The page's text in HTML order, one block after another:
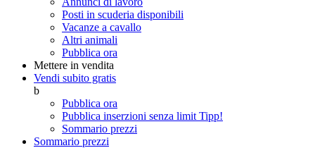
Posti in scuderia disponibili
Vacanze a cavallo
Altri animali
Pubblica ora
Mettere in vendita
Vendi subito gratis
b
Pubblica ora
Pubblica inserzioni senza limit Tipp!
Sommario prezzi
Sommario prezzi